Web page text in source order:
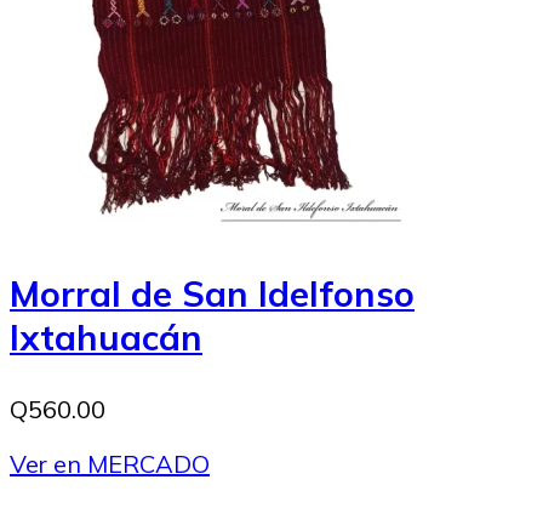
Morral de San Idelfonso
Ixtahuacán
Q560.00
Ver en MERCADO